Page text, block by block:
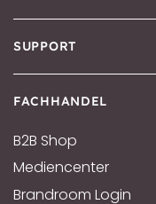
SUPPORT
FACHHANDEL
B2B Shop
Mediencenter
Brandroom Login